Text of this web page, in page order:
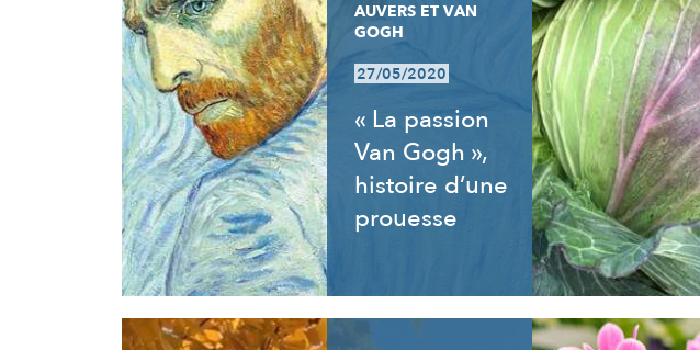
AUVERS ET VAN
GOGH
27/05/2020
« La passion
Van Gogh »,
histoire d’une
prouesse